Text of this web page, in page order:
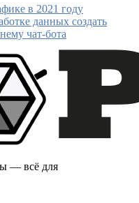
в 2021 году
данных создать
чат-бота
— всё для